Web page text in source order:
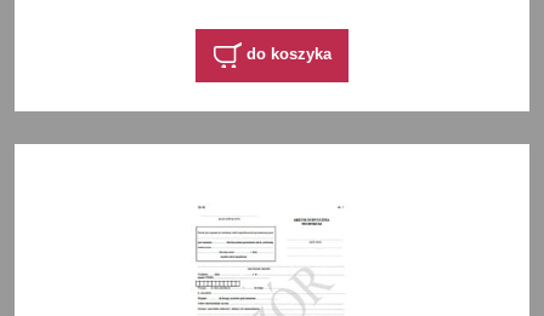
do koszyka